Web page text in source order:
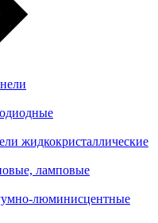
жидкокристаллические
ламповые
люминисцентные